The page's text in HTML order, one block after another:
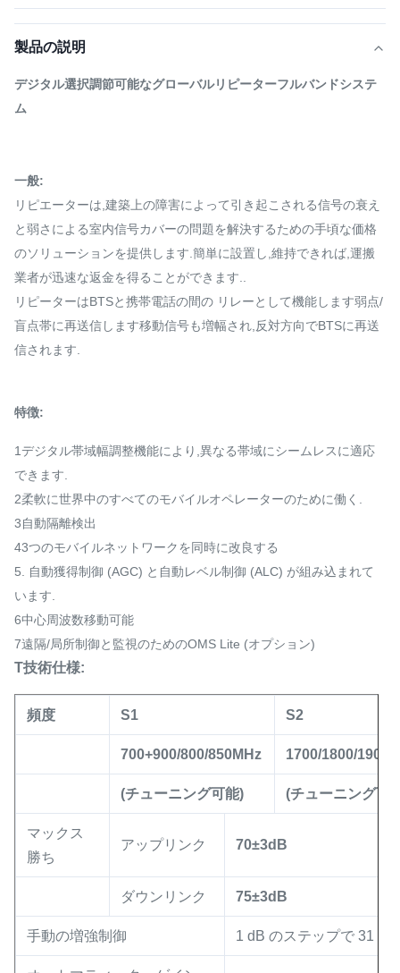
製品の説明
デジタル選択調節可能なグローバルリピーターフルバンドシステ
ム
一般:
リピエーターは,建築上の障害によって引き起こされる信号の衰え
と弱さによる室内信号カバーの問題を解決するための手頃な価格
のソリューションを提供します.簡単に設置し,維持できれば,運搬
業者が迅速な返金を得ることができます..
リピーターはBTSと携帯電話の間の リレーとして機能します弱点/
盲点帯に再送信します移動信号も増幅され,反対方向でBTSに再送
信されます.
特徴:
1デジタル帯域幅調整機能により,異なる帯域にシームレスに適応
できます.
2柔軟に世界中のすべてのモバイルオペレーターのために働く.
3自動隔離検出
43つのモバイルネットワークを同時に改良する
5. 自動獲得制御 (AGC) と自動レベル制御 (ALC) が組み込まれて
います.
6中心周波数移動可能
7遠隔/局所制御と監視のためのOMS Lite (オプション)
T技術仕様:
頻度 S1 S2
700+900/800/850MHz 1700/1800/1900/
(チューニング可能) (チューニング可
マックス
勝ち
アップリンク 70±3dB
ダウンリンク 75±3dB
手動の増強制御 1 dB のステップで 31 dB